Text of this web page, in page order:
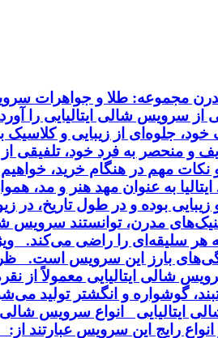
مجموعه: طلا و جواهرات
از سرویس شالی ایتالیایی را
از زیبایی و کلاسیک
به فرد خود، تلفیقی از
و نکات مهم در هنگام خرید،
به عنوان مهد هنر و مد،
بوده و در طول تاریخ،
مدرن، توانستند
که هر سلیقه‌ای را راضی
بارز این سرویس است.
شالی ایتالیایی معمولاً از
گوشواره و انگشتر تولید
انواع سرویس شالی